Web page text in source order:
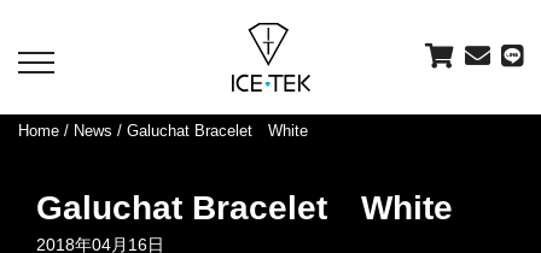
toggle
Home / News / Galuchat Bracelet White
Galuchat Bracelet White
2018年04月16日